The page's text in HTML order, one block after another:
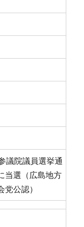
議院議員選挙通
当選（広島地方
党公認）